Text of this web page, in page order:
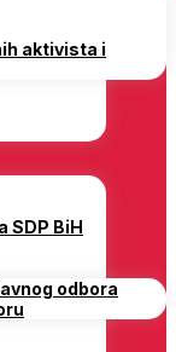
aktivista i
SDP BiH
odbora